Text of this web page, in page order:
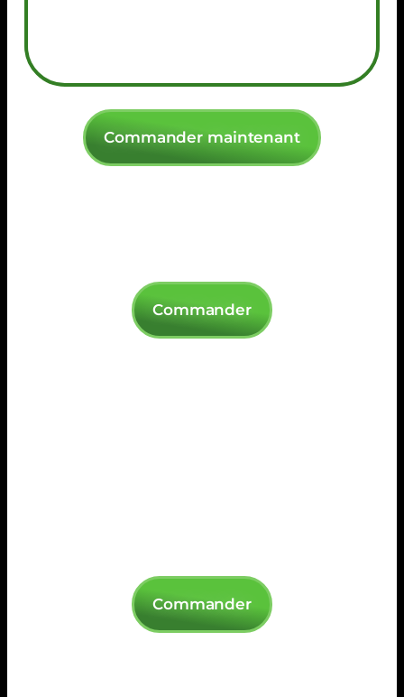
Commander maintenant
Commander
Commander